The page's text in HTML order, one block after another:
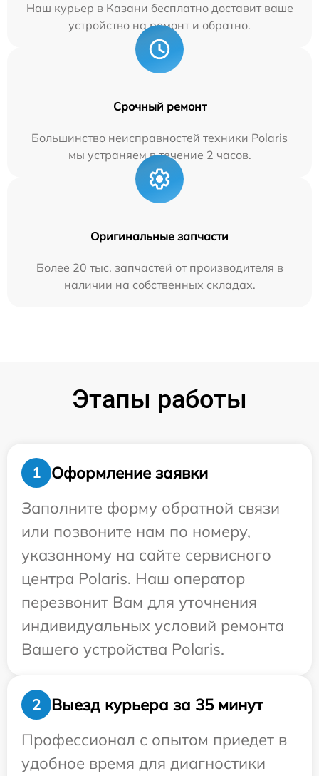
Наш курьер в Казани бесплатно доставит ваше
устройство на ремонт и обратно.
Срочный ремонт
Большинство неисправностей техники Polaris
мы устраняем в течение 2 часов.
Оригинальные запчасти
Более 20 тыс. запчастей от производителя в
наличии на собственных складах.
Этапы работы
1
Оформление заявки
Заполните форму обратной связи
или позвоните нам по номеру,
указанному на сайте сервисного
центра Polaris. Наш оператор
перезвонит Вам для уточнения
индивидуальных условий ремонта
Вашего устройства Polaris.
2
Выезд курьера за 35 минут
Профессионал с опытом приедет в
удобное время для диагностики